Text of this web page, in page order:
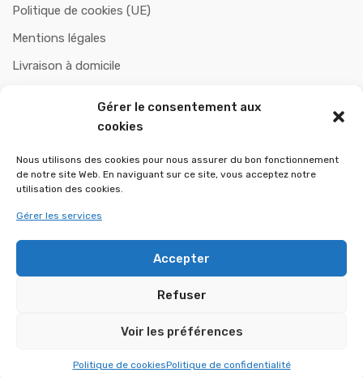
Gérer le consentement aux
cookies
Nous utilisons des cookies pour nous assurer du bon fonctionnement
de notre site Web. En naviguant sur ce site, vous acceptez notre
utilisation des cookies.
Gérer les services
Accepter
Refuser
Voir les préférences
Politique de cookiesPolitique de confidentialité
Politique de cookies (UE)
Mentions légales
Livraison à domicile
Politiques de remboursement et retours
CHAUFOBOIS